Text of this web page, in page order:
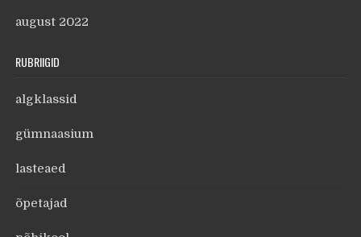
august 2022
RUBRIIGID
algklassid
gümnaasium
lasteaed
õpetajad